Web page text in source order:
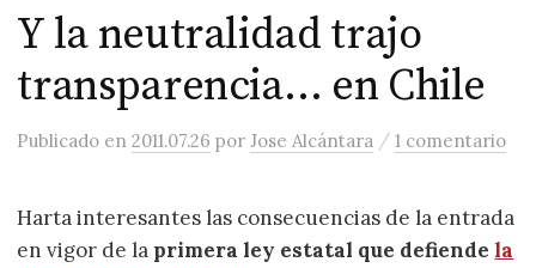
Y la neutralidad trajo
transparencia… en Chile
Publicado en2011.07.26 porJose Alcántara /1 comentario
Harta interesantes las consecuencias de la entrada
en vigor de la primera ley estatal que defiendela